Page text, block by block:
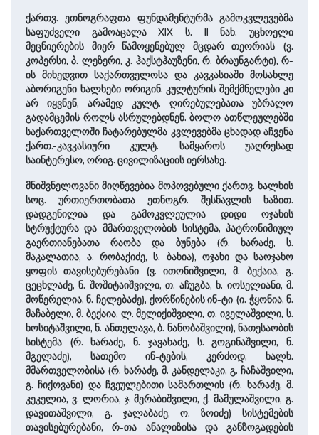
ქართვ. ეთნოგრაფთა ფუნდამენტურმა გამოკვლევებმა
საფუძველი გამოაცალა XIX ს. II ნახ. უცხოელი
მეცნიერების მიერ წამოყენებულ მცდარ თეორიას (ვ.
კოპერსი, პ. ლეზერი, კ. ჰაქსტჰაუზენი, რ. ბრაუნგარტი), რ-
ის მიხედვით საქართველოსა და კავკასიაში მოსახლე
აბორიგენი ხალხები ორიგინ. კულტურის შემქმნელები კი
არ იყვნენ, არამედ კულტ. ღირებულებათა უბრალო
გადამცემის როლს ასრულებდნენ. ბოლო ათწლეულებში
საქართველოში ჩატარებულმა კვლევებმა ცხადად აჩვენა
ქართ.-კავკასიური კულტ. სამყაროს უაღრესად
საინტერესო, ორიგ. ცივილიზაციის იერსახე.
მნიშვნელოვანი მიღწევებია მოპოვებული ქართვ. ხალხის
სოც. ურთიერთობათა ეთნოგრ. შესწავლის ხაზით.
დადგენილია და გამოკვლეულია დიდი ოჯახის
სტრუქტურა და მმართველობის სისტემა, პატრონიმიულ
გაერთიანებათა რაობა და ბუნება (რ. ხარაძე, ს.
მაკალათია, ა. რობაქიძე, ს. ბახია), ოჯახი და საოჯახო
ყოფის თავისებურებანი (ვ. ითონიშვილი, მ. ბექაია, გ.
ცეცხლაძე, ნ. შოშიტაიშვილი, თ. აჩუგბა, ხ. იოსელიანი, მ.
მოწერელია, ნ. ჩელებაძე), ქორწინების ინ-ტი (ი. ჭყონია, ნ.
მაჩაბელი, მ. ბექაია, ლ. მელიქიშვილი, თ. იველაშვილი, ს.
ხოსიტაშვილი, ნ. ანთელავა, ბ. ნანობაშვილი), ნათესაობის
სისტემა (რ. ხარაძე, ნ. ჯავახაძე, ს. გოგინაშვილი, ნ.
მგელაძე), სათემო ინ-ტების, კერძოდ, ხალხ.
მმართველობისა (რ. ხარაძე, მ. კანდელაკი, გ. ჩაჩაშვილი,
გ. ჩიქოვანი) და ჩვეულებითი სამართლის (რ. ხარაძე, მ.
კეკელია, ვ. ლორია, ჯ. მერაბიშვილი, ქ. მამულაშვილი, გ.
დავითაშვილი, გ. ჯალაბაძე, ო. ზოიძე) სისტემების
თავისებურებანი, რ-თა ანალიზისა და განზოგადების